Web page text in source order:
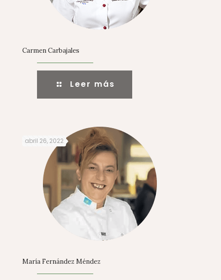
Carmen Carbajales
Leer más
abril 26, 2022
María Fernández Méndez